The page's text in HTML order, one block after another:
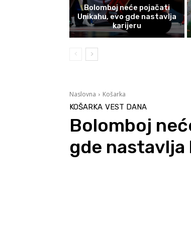
Bolomboj neće pojačati
Unikahu, evo gde nastavlja
karijeru